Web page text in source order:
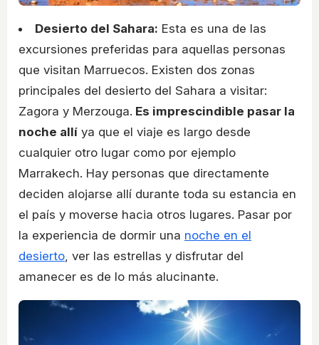
Desierto del Sahara: Esta es una de las
excursiones preferidas para aquellas personas
que visitan Marruecos. Existen dos zonas
principales del desierto del Sahara a visitar:
Zagora y Merzouga. Es imprescindible pasar la
noche allí ya que el viaje es largo desde
cualquier otro lugar como por ejemplo
Marrakech. Hay personas que directamente
deciden alojarse allí durante toda su estancia en
el país y moverse hacia otros lugares. Pasar por
la experiencia de dormir una noche en el
desierto , ver las estrellas y disfrutar del
amanecer es de lo más alucinante.